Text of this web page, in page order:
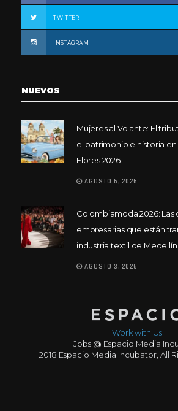
TWITTER
INSTAGRAM
NUEVOS
Mujeres al Volante: El
el patrimonio e historia en
Flores 2026
AGOSTO 6, 2026
Colombiamoda 2026: Las
empresarias que están
industria textil de Medellín
AGOSTO 3, 2026
Work with Us
Jobs @ Espacio Media
2018 Espacio Media Incubator, All